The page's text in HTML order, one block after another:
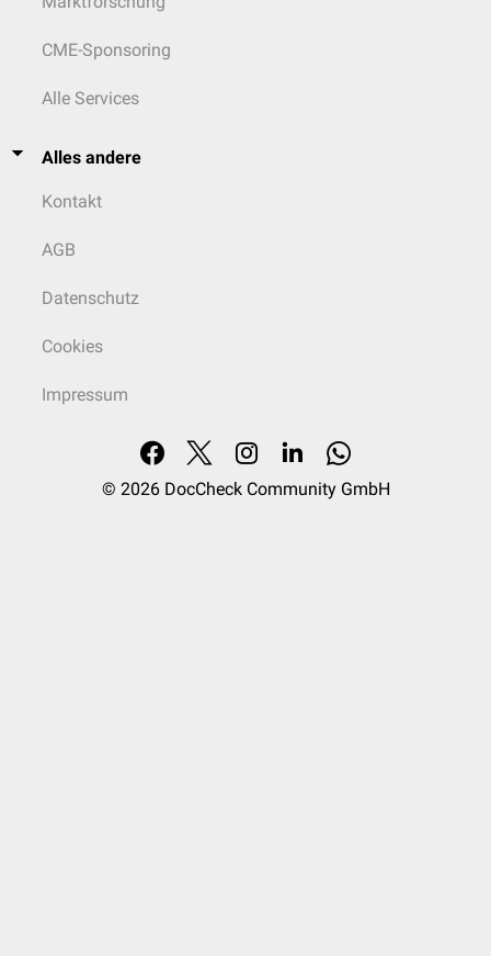
CME-Sponsoring
Alle Services
Alles andere
Kontakt
AGB
Datenschutz
Cookies
Impressum
© 2026 DocCheck Community GmbH